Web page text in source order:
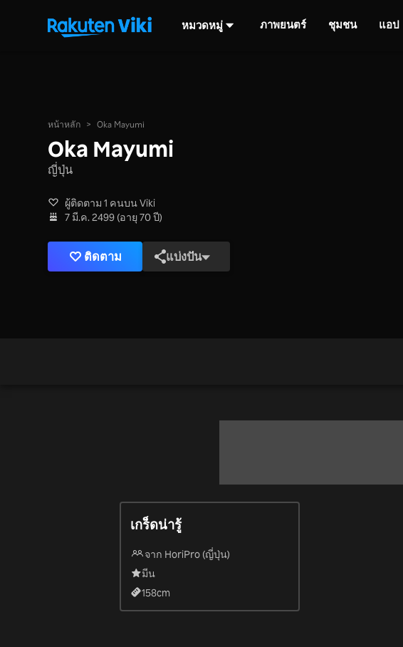
หมวดหมู่ ภาพยนตร์ ชุมชน แอป
หน้าหลัก > Oka Mayumi
Oka Mayumi
ญี่ปุ่น
ผู้ติดตาม 1 คนบน Viki
7 มี.ค. 2499 (อายุ 70 ปี)
ติดตาม แบ่งปัน
เกร็ดน่ารู้
จาก HoriPro (ญี่ปุ่น)
มีน
158cm